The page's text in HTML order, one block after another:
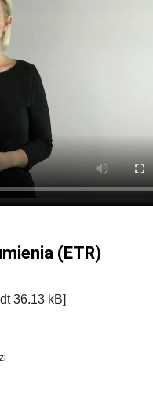
(ETR)
36.13 kB]